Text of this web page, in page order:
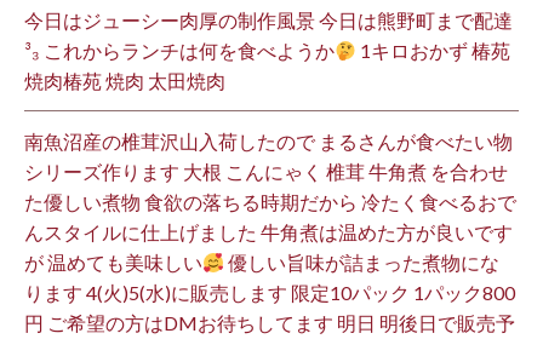
今日はジューシー肉厚の制作風景 今日は熊野町まで配達
³₃ これからランチは何を食べようか
1キロおかず 椿苑
焼肉椿苑 焼肉 太田焼肉
南魚沼産の椎茸沢山入荷したので まるさんが食べたい物
シリーズ作ります 大根 こんにゃく 椎茸 牛角煮 を合わせ
た優しい煮物 食欲の落ちる時期だから 冷たく食べるおで
んスタイルに仕上げました 牛角煮は温めた方が良いです
が 温めても美味しい
優しい旨味が詰まった煮物にな
ります 4(火)5(水)に販売します 限定10パック 1パック800
円 ご希望の方はDMお待ちしてます 明日 明後日で販売予